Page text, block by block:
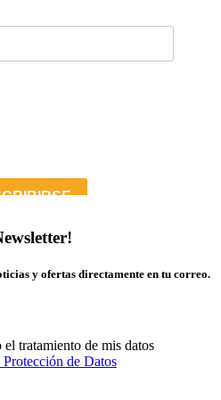
y ofertas directamente en tu correo.
tratamiento de mis datos
de Datos